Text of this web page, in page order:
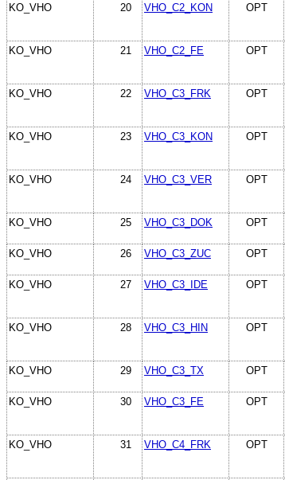
KO_VHO 20 VHO_C2_KON OPT
KO_VHO 21 VHO_C2_FE OPT
KO_VHO 22 VHO_C3_FRK OPT
KO_VHO 23 VHO_C3_KON OPT
KO_VHO 24 VHO_C3_VER OPT
KO_VHO 25 VHO_C3_DOK OPT
KO_VHO 26 VHO_C3_ZUC OPT
KO_VHO 27 VHO_C3_IDE OPT
KO_VHO 28 VHO_C3_HIN OPT
KO_VHO 29 VHO_C3_TX OPT
KO_VHO 30 VHO_C3_FE OPT
KO_VHO 31 VHO_C4_FRK OPT